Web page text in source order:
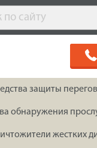
защиты
обнаружения
жестких